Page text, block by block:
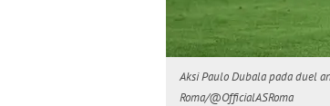
Aksi Paulo Dubala pada duel
Roma/@OfficialASRoma